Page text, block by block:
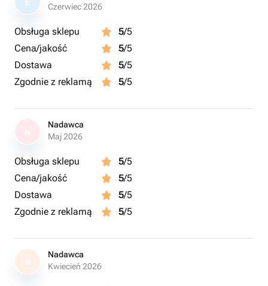
E Czerwiec 2026
Obsługa sklepu 5/5
Cena/jakość
5/5
Dostawa
5/5
Zgodnie z reklamą
5/5
Nadawca
Maj 2026
Obsługa sklepu 5/5
Cena/jakość
5/5
Dostawa
5/5
Zgodnie z reklamą
5/5
N
Nadawca
Kwiecień 2026